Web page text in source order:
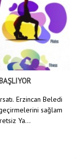
Erzincan Beledi
sağlam
Ya...